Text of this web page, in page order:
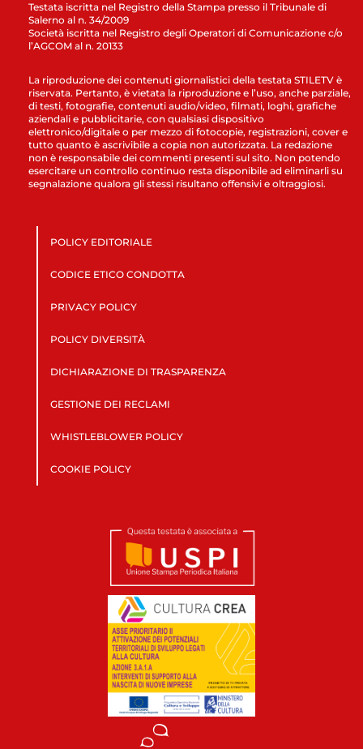
Testata iscritta nel Registro della Stampa presso il Tribunale di
Salerno al n. 34/2009
Società iscritta nel Registro degli Operatori di Comunicazione c/o
l’AGCOM al n. 20133
La riproduzione dei contenuti giornalistici della testata STILETV è
riservata. Pertanto, è vietata la riproduzione e l’uso, anche parziale,
di testi, fotografie, contenuti audio/video, filmati, loghi, grafiche
aziendali e pubblicitarie, con qualsiasi dispositivo
elettronico/digitale o per mezzo di fotocopie, registrazioni, cover e
tutto quanto è ascrivibile a copia non autorizzata. La redazione
non è responsabile dei commenti presenti sul sito. Non potendo
esercitare un controllo continuo resta disponibile ad eliminarli su
segnalazione qualora gli stessi risultano offensivi e oltraggiosi.
POLICY EDITORIALE
CODICE ETICO CONDOTTA
PRIVACY POLICY
POLICY DIVERSITÀ
DICHIARAZIONE DI TRASPARENZA
GESTIONE DEI RECLAMI
WHISTLEBLOWER POLICY
COOKIE POLICY